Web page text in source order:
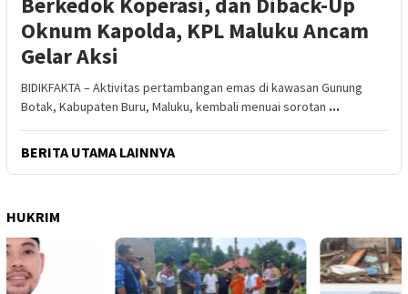
Oknum Kapolda, KPL Maluku Ancam
Gelar Aksi
BIDIKFAKTA – Aktivitas pertambangan emas di kawasan Gunung
Botak, Kabupaten Buru, Maluku, kembali menuai sorotan ...
BERITA UTAMA LAINNYA
HUKRIM